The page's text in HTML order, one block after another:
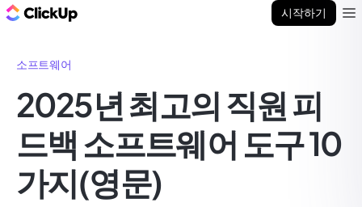
시작하기
소프트웨어
2025년 최고의 직원 피
드백 소프트웨어 도구 10
가지(영문)